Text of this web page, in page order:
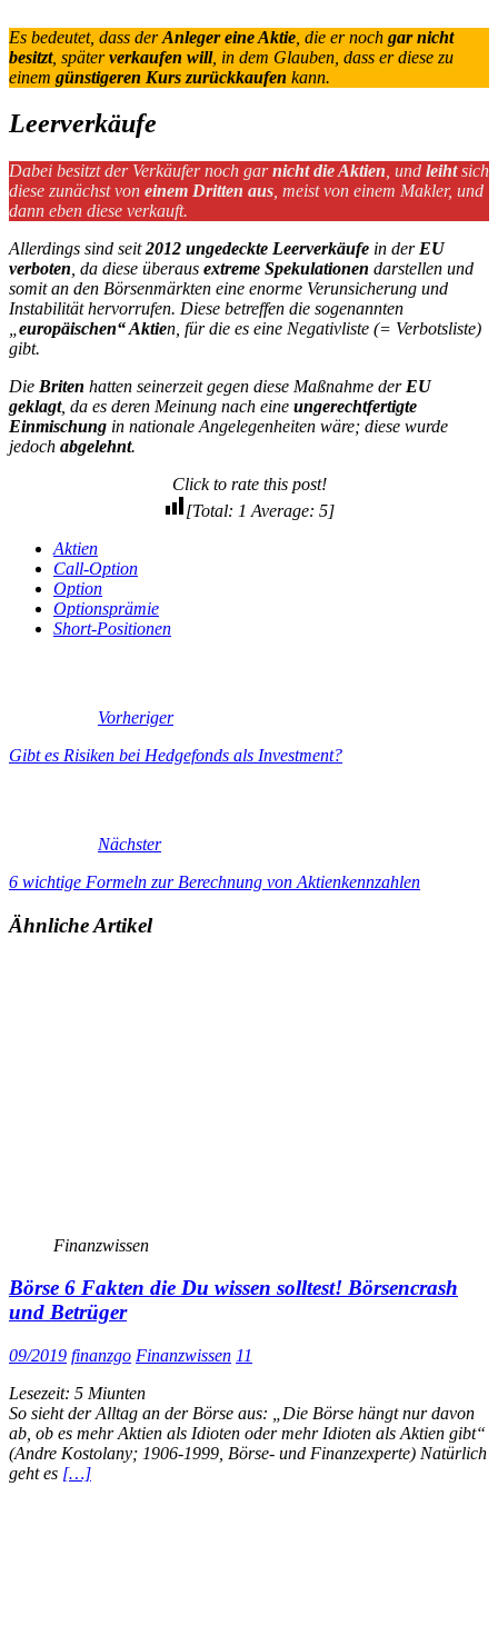
Es bedeutet, dass derAnleger eine Aktie , die er noch gar nicht
besitzt, späterverkaufen will, in dem Glauben, dass er diese zu
einem günstigeren Kurs zurückkaufen kann.
Leerverkäufe
Dabei besitzt der Verkäufer noch garnicht die Aktien , und leihtsich
diese zunächst von einem Dritten aus , meist von einem Makler, und
dann eben diese verkauft.
Allerdings sind seit2012 ungedeckte Leerverkäufe in der EU
verboten , da diese überaus extreme Spekulationen darstellen und
somit an den Börsenmärkten eine enorme Verunsicherung und
Instabilität hervorrufen. Diese betreffen die sogenannten
europäischen“ Aktien, für die es eine Negativliste (= Verbotsliste)
gibt.
Die Briten hatten seinerzeit gegen diese Maßnahme der EU
geklagt, da es deren Meinung nach eine ungerechtfertigte
Einmischung in nationale Angelegenheiten wäre; diese wurde
jedoch abgelehnt.
Click to rate this post!
[Total: 1 Average: 5]
Aktien
Call-Option
Option
Optionsprämie
Short-Positionen
Vorheriger
Gibt es Risiken bei Hedgefonds als Investment?
Nächster
6 wichtige Formeln zur Berechnung von Aktienkennzahlen
Ähnliche Artikel
Finanzwissen
Börse 6 Fakten die Du wissen solltest! Börsencrash
und Betrüger
09/2019 finanzgo Finanzwissen 11
Lesezeit: 5 Miunten
So sieht der Alltag an der Börse aus: „Die Börse hängt nur davon
ab, ob es mehr Aktien als Idioten oder mehr Idioten als Aktien gibt“
(Andre Kostolany; 1906-1999, Börse- und Finanzexperte) Natürlich
geht es […]